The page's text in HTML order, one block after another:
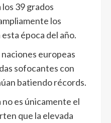
39 grados
los
época del año.
europeas
sofocantes con
batiendo récords.
es únicamente el
que la elevada